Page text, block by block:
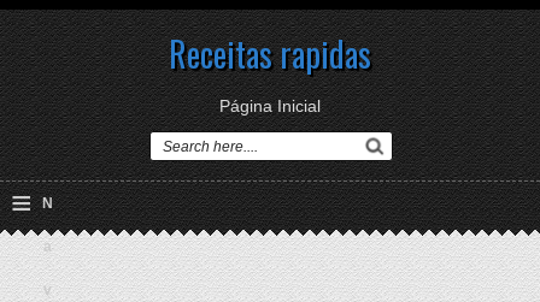
Receitas rapidas
Página Inicial
≡ N
a
v